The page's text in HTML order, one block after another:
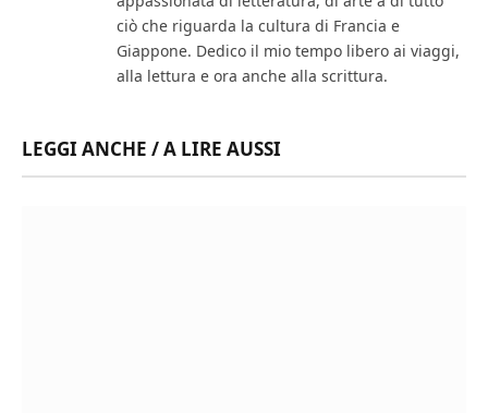
ciò che riguarda la cultura di Francia e
Giappone. Dedico il mio tempo libero ai viaggi,
alla lettura e ora anche alla scrittura.
LEGGI ANCHE / A LIRE AUSSI